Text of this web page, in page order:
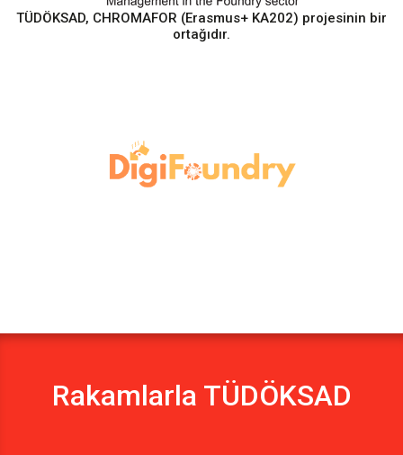
TÜDÖKSAD, CHROMAFOR (Erasmus+ KA202) projesinin bir
ortağıdır.
Rakamlarla TÜDÖKSAD